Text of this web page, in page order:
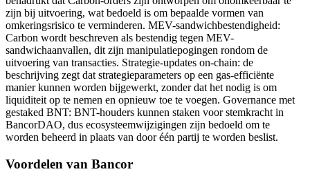
zijn bij uitvoering, wat bedoeld is om bepaalde vormen van
omkeringsrisico te verminderen. MEV-sandwichbestendigheid:
Carbon wordt beschreven als bestendig tegen MEV-
sandwichaanvallen, dit zijn manipulatiepogingen rondom de
uitvoering van transacties. Strategie-updates on-chain: de
beschrijving zegt dat strategieparameters op een gas-efficiënte
manier kunnen worden bijgewerkt, zonder dat het nodig is om
liquiditeit op te nemen en opnieuw toe te voegen. Governance met
gestaked BNT: BNT-houders kunnen staken voor stemkracht in
BancorDAO, dus ecosysteemwijzigingen zijn bedoeld om te
worden beheerd in plaats van door één partij te worden beslist.
Voordelen van Bancor